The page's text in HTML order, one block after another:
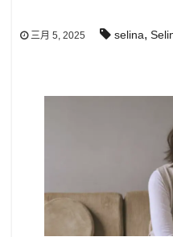
三月 5, 2025 selina,